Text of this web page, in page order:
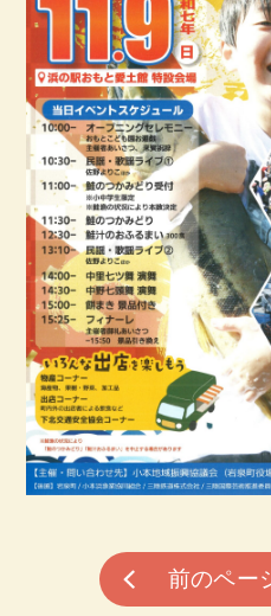
前のペー